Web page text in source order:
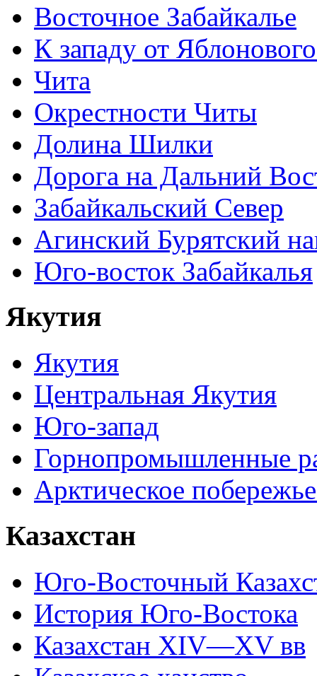
Восточное Забайкалье
К западу от
Чита
Окрестности Читы
Долина Шилки
Дорога на Дальний
Забайкальский Север
Агинский Бурятский
Юго-восток Забайкалья
Якутия
Якутия
Центральная Якутия
Юго-запад
Горнопромышленные
Арктическое
Казахстан
Юго-Восточный
История Юго-Востока
Казахстан XIV—XV вв